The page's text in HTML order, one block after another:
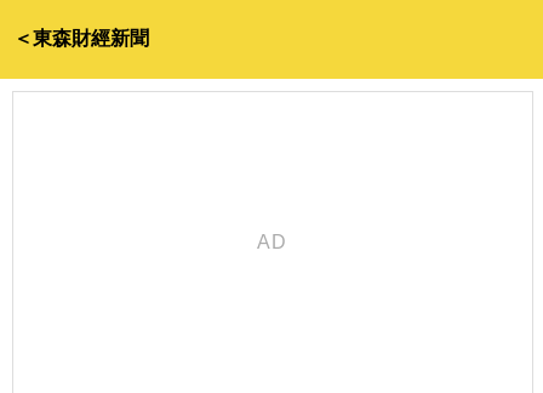
＜東森財經新聞